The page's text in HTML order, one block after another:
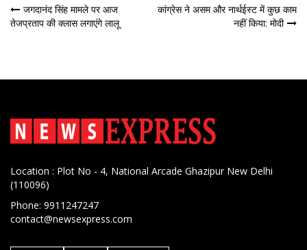
पोस्ट
नेविगेशन
जगदानंद सिंह मामले पर आज
तेजप्रताप की क्लास लगाएंगे लालू
कांग्रेस ने असम और नार्थईस्ट में कुछ काम
नहीं किया: मोदी
Location : Plot No - 4, National Arcade Ghazipur New Delhi
(110096)
Phone: 9911247247
contact@newsexpress.com